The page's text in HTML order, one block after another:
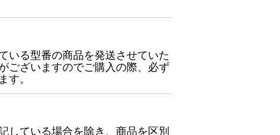
いる型番の商品を発送させていた
ございますのでご購入の際、必ず
す。
している場合を除き、商品を区別